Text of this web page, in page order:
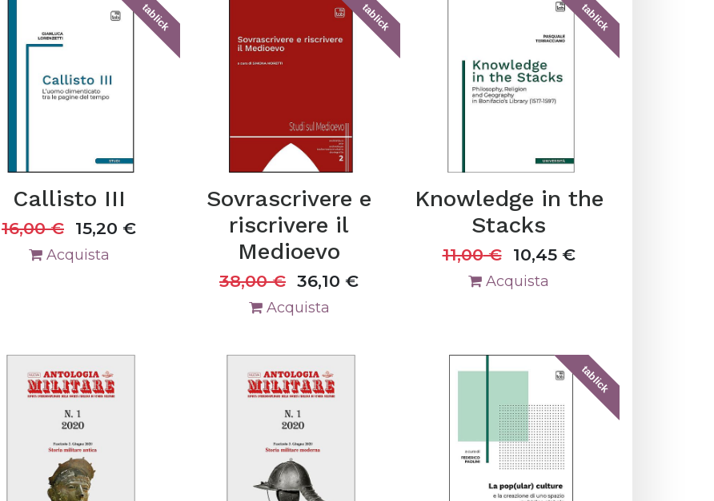
tablick
Callisto III
16,00€ 15,20 €
Acquista
tablick
Sovrascrivere e
riscrivere il
Medioevo
38,00€ 36,10 €
Acquista
tablick
Knowledge in the
Stacks
11,00€ 10,45€
Acquista
tablick